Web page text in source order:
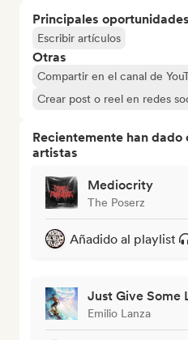
Principales oportunidades
Escribir artículos
Otras
Compartir en el canal de
Crear post o reel en redes
Recientemente han
artistas
Mediocrity
The Poserz
Añadido al playlist
Just Give Some
Emilio Lanza